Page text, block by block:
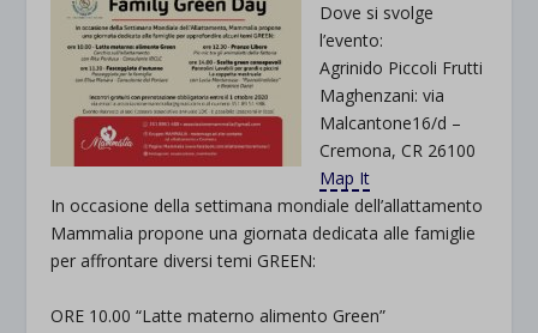
Dove si svolge
l’evento:
Agrinido Piccoli Frutti
Maghenzani: via
Malcantone16/d –
Cremona, CR 26100
Map It
In occasione della settimana mondiale dell’allattamento
Mammalia propone una giornata dedicata alle famiglie
per affrontare diversi temi GREEN:
ORE 10.00 “Latte materno alimento Green”